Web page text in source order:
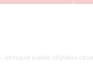
ранее обучала